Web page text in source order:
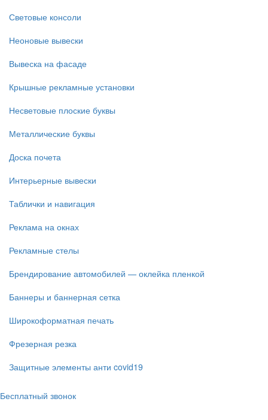
Световые консоли
Неоновые вывески
Вывеска на фасаде
Крышные рекламные установки
Несветовые плоские буквы
Металлические буквы
Доска почета
Интерьерные вывески
Таблички и навигация
Реклама на окнах
Рекламные стелы
Брендирование автомобилей — оклейка пленкой
Баннеры и баннерная сетка
Широкоформатная печать
Фрезерная резка
Защитные элементы анти covid19
Бесплатный звонок